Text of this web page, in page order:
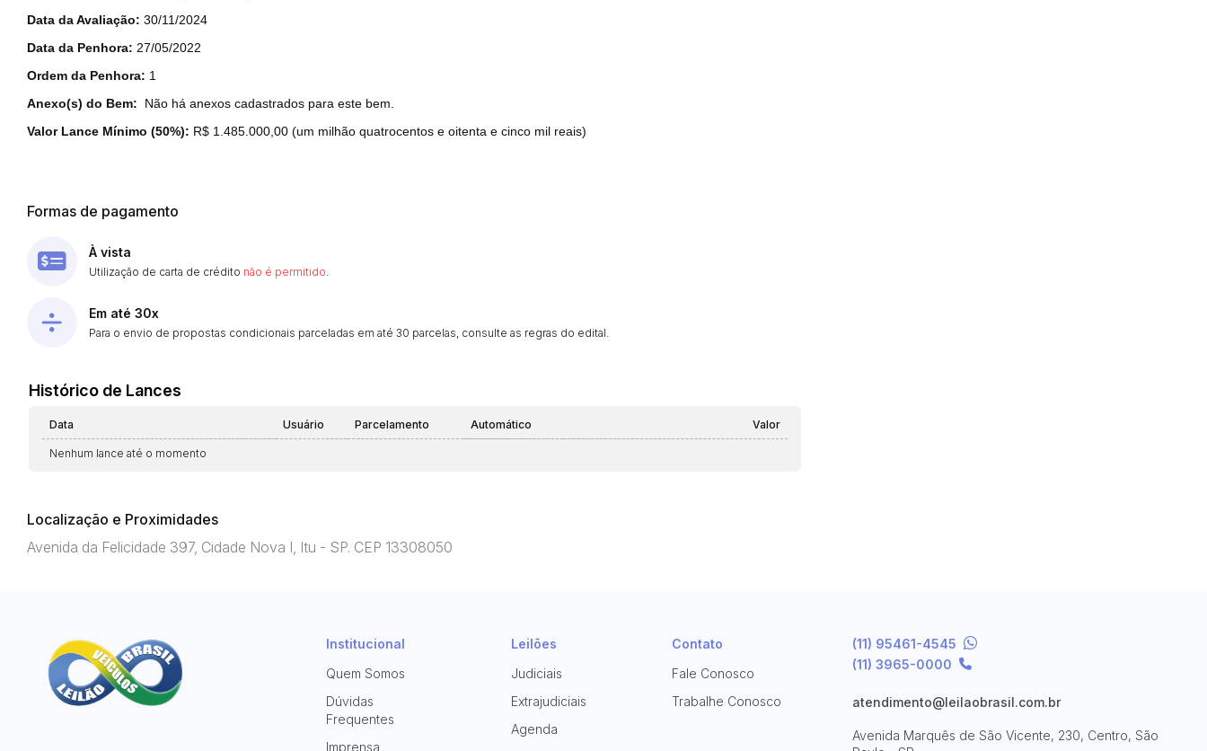
Data da Avaliação: 30/11/2024
Data da Penhora: 27/05/2022
Ordem da Penhora: 1
Anexo(s) do Bem:
Não há anexos cadastrados para este bem.
Valor Lance Mínimo (50%): R$ 1.485.000,00 (um milhão quatrocentos e oitenta e cinco mil reais)
Formas de pagamento
À vista
Utilização de carta de crédito não é permitido.
Em até 30x
Para o envio de propostas condicionais parceladas em até 30 parcelas, consulte as regras do edital.
Histórico de Lances
Data Usuário Parcelamento Automático Valor
Nenhum lance até o momento
Localização e Proximidades
Avenida da Felicidade 397, Cidade Nova I, Itu - SP. CEP 13308050
Institucional
Quem Somos
Dúvidas
Frequentes
Imprensa
Leilões
Judiciais
Extrajudiciais
Agenda
Contato
Fale Conosco
Trabalhe Conosco
(11) 95461-4545
(11) 3965-0000
atendimento@leilaobrasil.com.br
Avenida Marquês de São Vicente, 230, Centro, São